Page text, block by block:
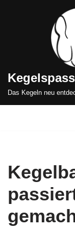
Das Kegeln neu